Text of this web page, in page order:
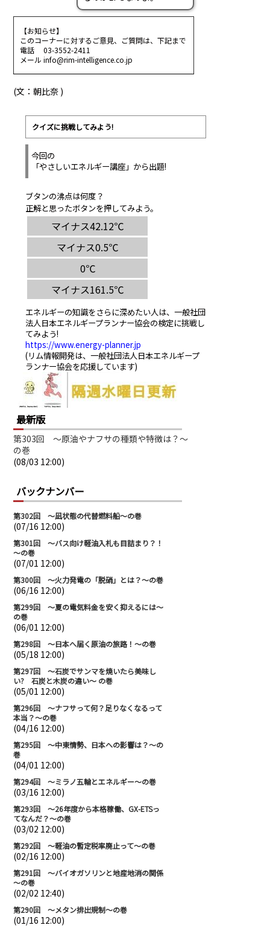
最新版
第303回 ～原油やナフサの種類や特徴は？～
の巻
(08/03 12:00)
バックナンバー
第302回 ～凪状態の代替燃料船～の巻
(07/16 12:00)
第301回 ～バス向け軽油入札も目詰まり？！
～の巻
(07/01 12:00)
第300回 ～火力発電の「脱硝」とは？～の巻
(06/16 12:00)
第299回 ～夏の電気料金を安く抑えるには～
の巻
(06/01 12:00)
第298回 ～日本へ届く原油の旅路！～の巻
(05/18 12:00)
第297回 ～石炭でサンマを焼いたら美味し
い? 石炭と木炭の違い～ の巻
(05/01 12:00)
第296回 ～ナフサって何？足りなくなるって
本当？～の巻
(04/16 12:00)
第295回 ～中東情勢、日本への影響は？～の
巻
(04/01 12:00)
第294回 ～ミラノ五輪とエネルギー～の巻
(03/16 12:00)
第293回 ～26年度から本格稼働、GX-ETSっ
てなんだ？～の巻
(03/02 12:00)
第292回 ～軽油の暫定税率廃止って～の巻
(02/16 12:00)
第291回 ～バイオガソリンと地産地消の関係
～の巻
(02/02 12:40)
第290回 ～メタン排出規制～の巻
(01/16 12:00)
【お知らせ】
このコーナーに対するご意見、ご質問は、下記まで
電話 03-3552-2411
メール info@rim-intelligence.co.jp
(文：朝比奈 )
クイズに挑戦してみよう!
今回の
「やさしいエネルギー講座」から出題!
ブタンの沸点は何度？
正解と思ったボタンを押してみよう。
エネルギーの知識をさらに深めたい人は、一般社団
法人日本エネルギープランナー協会の検定に挑戦し
てみよう!
https://www.energy-planner.jp
(リム情報開発は、一般社団法人日本エネルギープ
ランナー協会を応援しています)